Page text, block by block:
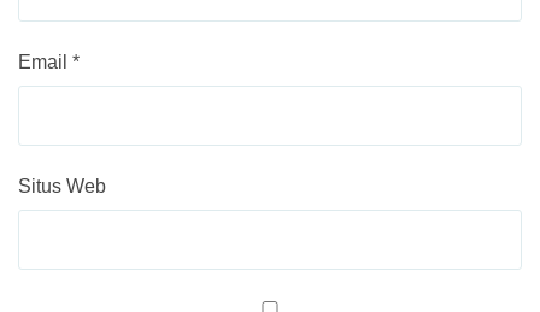
Email *
Situs Web